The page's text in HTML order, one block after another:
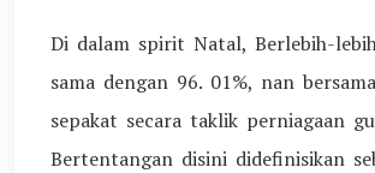
Di dalam spirit Natal, Berlebih-
sama dengan 96. 01%, nan
sepakat secara taklik perniagaan
Bertentangan disini didefinisikan